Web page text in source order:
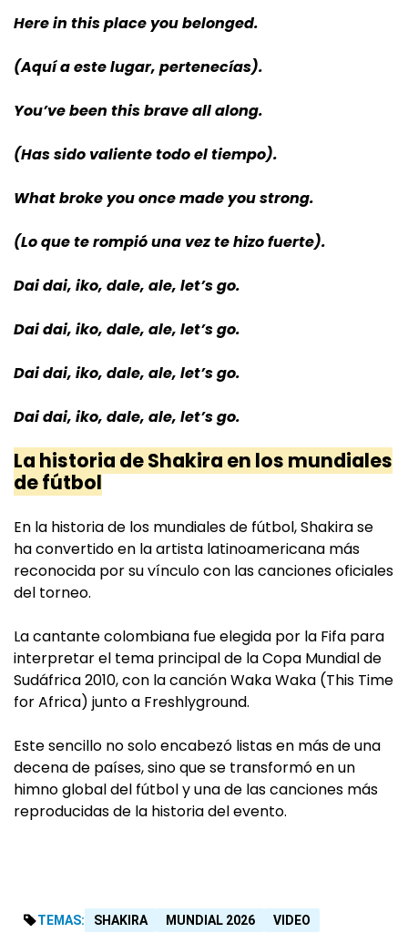
Here in this place you belonged.
(Aquí a este lugar, pertenecías).
You’ve been this brave all along.
(Has sido valiente todo el tiempo).
What broke you once made you strong.
(Lo que te rompió una vez te hizo fuerte).
Dai dai, iko, dale, ale, let’s go.
Dai dai, iko, dale, ale, let’s go.
Dai dai, iko, dale, ale, let’s go.
Dai dai, iko, dale, ale, let’s go.
La historia de Shakira en los mundiales
de fútbol
En la historia de los mundiales de fútbol, Shakira se
ha convertido en la artista latinoamericana más
reconocida por su vínculo con las canciones oficiales
del torneo.
La cantante colombiana fue elegida por la Fifa para
interpretar el tema principal de la Copa Mundial de
Sudáfrica 2010, con la canción Waka Waka (This Time
for Africa) junto a Freshlyground.
Este sencillo no solo encabezó listas en más de una
decena de países, sino que se transformó en un
himno global del fútbol y una de las canciones más
reproducidas de la historia del evento.
TEMAS: SHAKIRA MUNDIAL 2026 VIDEO